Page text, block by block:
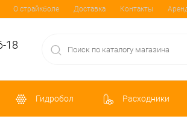
О страйкболе Доставка Контакты
18
Гидробол Расходники